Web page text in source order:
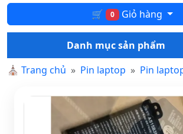
🛒 0 Giỏ hàng
Danh mục sản phẩm
⛪ Trang chủ Pin laptop Pin